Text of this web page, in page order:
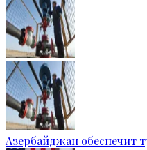
Азербайджан обеспечит